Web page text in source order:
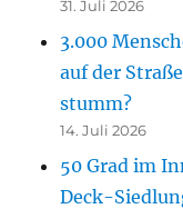
31. Juli 2026
3.000
auf der
stumm?
14. Juli 2026
50 Grad im
Deck-